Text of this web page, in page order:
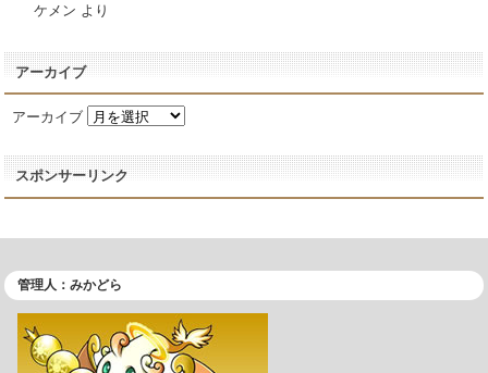
ケメン より
アーカイブ
アーカイブ
スポンサーリンク
管理人：みかどら